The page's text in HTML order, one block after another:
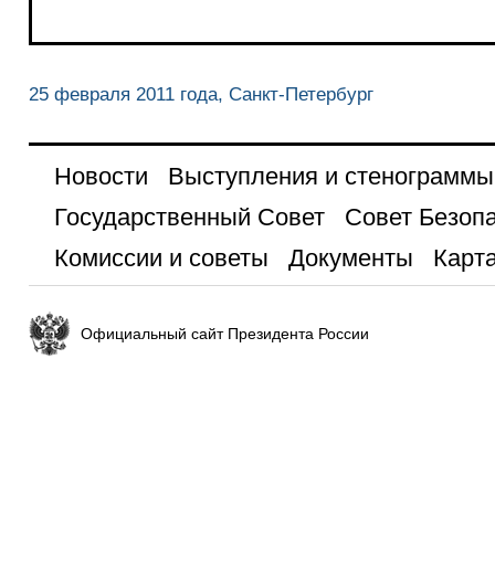
25 февраля 2011 года, Санкт-Петербург
Новости
Выступления и стенограммы
Государственный Совет
Совет
Комиссии и советы
Документы
Официальный сайт Президента России